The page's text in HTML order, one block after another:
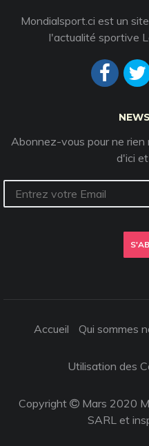
Mondialsport.ci est un
l'actualité sportive
Abonnez-vous pour ne
d'ici
Accueil Qui sommes
Utilisation des
Copyright
Mars 2020
SARL et